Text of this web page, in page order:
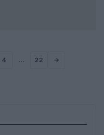
4 … 22 →